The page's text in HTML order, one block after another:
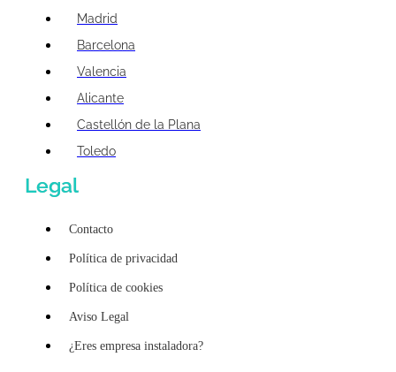
Madrid
Barcelona
Valencia
Alicante
Castellón de la Plana
Toledo
Legal
Contacto
Política de privacidad
Política de cookies
Aviso Legal
¿Eres empresa instaladora?